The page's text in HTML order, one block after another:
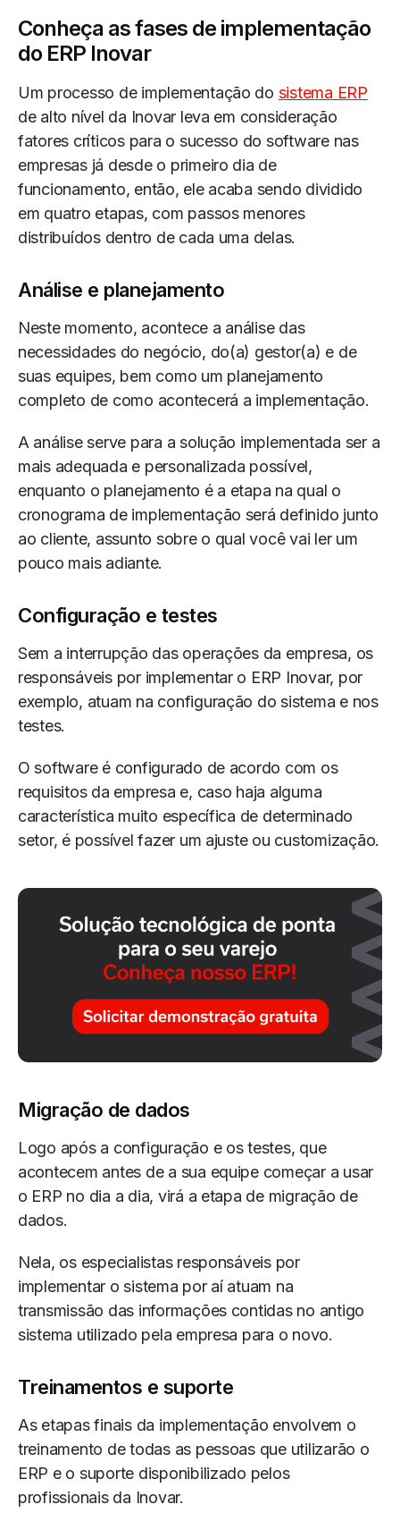
Conheça as fases de implementação
do ERP Inovar
Um processo de implementação do sistema ERP
de alto nível da Inovar leva em consideração
fatores críticos para o sucesso do software nas
empresas já desde o primeiro dia de
funcionamento, então, ele acaba sendo dividido
em quatro etapas, com passos menores
distribuídos dentro de cada uma delas.
Análise e planejamento
Neste momento, acontece a análise das
necessidades do negócio, do(a) gestor(a) e de
suas equipes, bem como um planejamento
completo de como acontecerá a implementação.
A análise serve para a solução implementada ser a
mais adequada e personalizada possível,
enquanto o planejamento é a etapa na qual o
cronograma de implementação será definido junto
ao cliente, assunto sobre o qual você vai ler um
pouco mais adiante.
Configuração e testes
Sem a interrupção das operações da empresa, os
responsáveis por implementar o ERP Inovar, por
exemplo, atuam na configuração do sistema e nos
testes.
O software é configurado de acordo com os
requisitos da empresa e, caso haja alguma
característica muito específica de determinado
setor, é possível fazer um ajuste ou customização.
Migração de dados
Logo após a configuração e os testes, que
acontecem antes de a sua equipe começar a usar
o ERP no dia a dia, virá a etapa de migração de
dados.
Nela, os especialistas responsáveis por
implementar o sistema por aí atuam na
transmissão das informações contidas no antigo
sistema utilizado pela empresa para o novo.
Treinamentos e suporte
As etapas finais da implementação envolvem o
treinamento de todas as pessoas que utilizarão o
ERP e o suporte disponibilizado pelos
profissionais da Inovar.